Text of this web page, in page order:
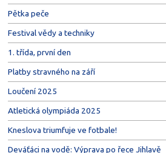
Pětka peče
Festival vědy a techniky
1. třída, první den
Platby stravného na září
Loučení 2025
Atletická olympiáda 2025
Kneslova triumfuje ve fotbale!
Deváťáci na vodě: Výprava po řece Jihlavě